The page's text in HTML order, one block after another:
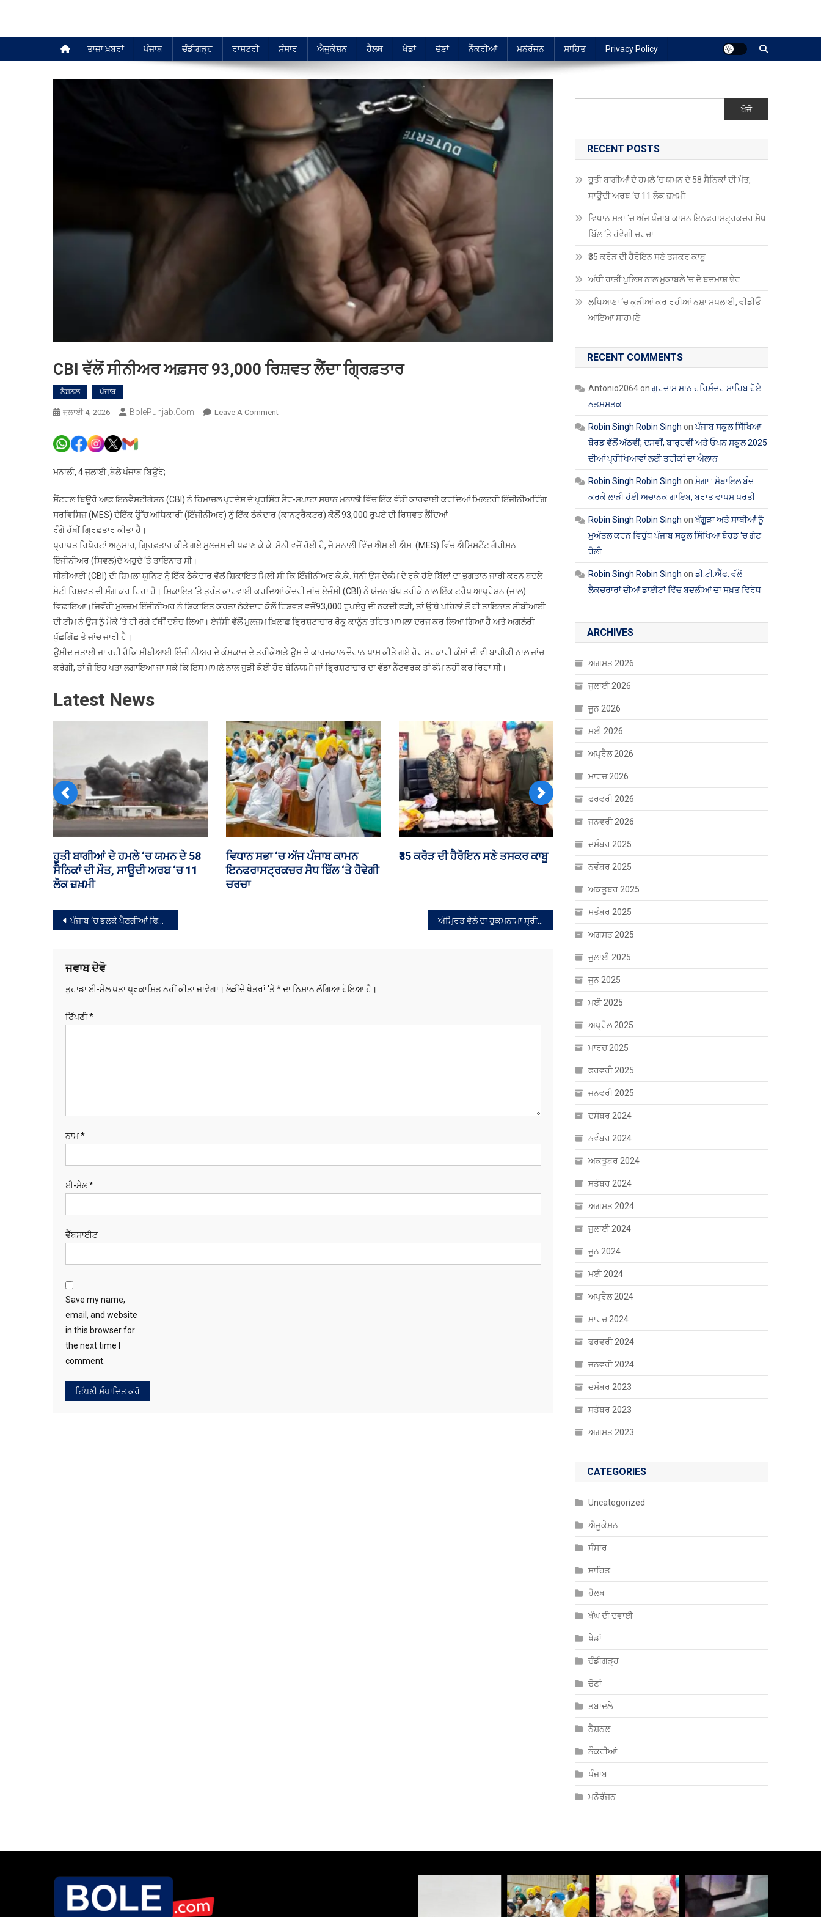
ਤਾਜ਼ਾ ਖ਼ਬਰਾਂ ਪੰਜਾਬ ਚੰਡੀਗੜ੍ਹ ਰਾਸ਼ਟਰੀ ਸੰਸਾਰ ਐਜੂਕੇਸ਼ਨ ਹੈਲਥ ਖੇਡਾਂ ਚੋਣਾਂ ਨੌਕਰੀਆਂ ਮਨੋਰੰਜਨ ਸਾਹਿਤ Privacy Policy
CBI ਵੱਲੋਂ ਸੀਨੀਅਰ ਅਫ਼ਸਰ 93,000 ਰਿਸ਼ਵਤ ਲੈਂਦਾ ਗ੍ਰਿਫ਼ਤਾਰ
ਨੈਸ਼ਨਲ ਪੰਜਾਬ
ਜੁਲਾਈ 4, 2026 BolePunjab.com Leave A CommentOn
ਰਿਸ਼ਵਤ
ਲੈਂਦਾ
ਮਨਾਲੀ, 4 ਜੁਲਾਈ ,ਬੋਲੇ ਪੰਜਾਬ ਬਿਊਰੋ;
ਸੈਂਟਰਲ ਬਿਊਰੋ ਆਫ਼ ਇਨਵੈਸਟੀਗੇਸ਼ਨ (CBI) ਨੇ ਹਿਮਾਚਲ ਪ੍ਰਦੇਸ਼ ਦੇ ਪ੍ਰਸਿੱਧ ਸੈਰ-ਸਪਾਟਾ ਸਥਾਨ ਮਨਾਲੀ ਵਿੱਚ ਇੱਕ ਵੱਡੀ ਕਾਰਵਾਈ ਕਰਦਿਆਂ ਮਿਲਟਰੀ ਇੰਜੀਨੀਅਰਿੰਗ
ਸਰਵਿਸਿਜ਼ (MES) ਦੇਇੱਕ ਉੱਚ ਅਧਿਕਾਰੀ (ਇੰਜੀਨੀਅਰ) ਨੂੰ ਇੱਕ ਠੇਕੇਦਾਰ (ਕਾਨਟ੍ਰੈਕਟਰ) ਕੋਲੋਂ 93,000 ਰੁਪਏ ਦੀ ਰਿਸ਼ਵਤ ਲੈਂਦਿਆਂ
ਰੰਗੇ ਹੱਥੀਂ ਗ੍ਰਿਫ਼ਤਾਰ ਕੀਤਾ ਹੈ।
ਪ੍ਰਾਪਤ ਰਿਪੋਰਟਾਂ ਅਨੁਸਾਰ, ਗ੍ਰਿਫ਼ਤਾਰ ਕੀਤੇ ਗਏ ਮੁਲਜ਼ਮ ਦੀ ਪਛਾਣ ਕੇ.ਕੇ. ਸੋਨੀ ਵਜੋਂ ਹੋਈ ਹੈ, ਜੋ ਮਨਾਲੀ ਵਿੱਚ ਐਮ.ਈ.ਐਸ. (MES) ਵਿੱਚ ਐਸਿਸਟੈਂਟ ਗੈਰੀਸਨ
ਇੰਜੀਨੀਅਰ (ਸਿਵਲ)ਦੇ ਅਹੁਦੇ ‘ਤੇ ਤਾਇਨਾਤ ਸੀ।
ਸੀਬੀਆਈ (CBI) ਦੀ ਸ਼ਿਮਲਾ ਯੂਨਿਟ ਨੂੰ ਇੱਕ ਠੇਕੇਦਾਰ ਵੱਲੋਂ ਸ਼ਿਕਾਇਤ ਮਿਲੀ ਸੀ ਕਿ ਇੰਜੀਨੀਅਰ ਕੇ.ਕੇ. ਸੋਨੀ ਉਸ ਦੇਕੰਮ ਦੇ ਰੁਕੇ ਹੋਏ ਬਿੱਲਾਂ ਦਾ ਭੁਗਤਾਨ ਜਾਰੀ ਕਰਨ ਬਦਲੇ
ਮੋਟੀ ਰਿਸ਼ਵਤ ਦੀ ਮੰਗ ਕਰ ਰਿਹਾ ਹੈ। ਸ਼ਿਕਾਇਤ ‘ਤੇ ਤੁਰੰਤ ਕਾਰਵਾਈ ਕਰਦਿਆਂ ਕੇਂਦਰੀ ਜਾਂਚ ਏਜੰਸੀ (CBI) ਨੇ ਯੋਜਨਾਬੱਧ ਤਰੀਕੇ ਨਾਲ ਇੱਕ ਟਰੈਪ ਆਪ੍ਰੇਸ਼ਨ (ਜਾਲ)
ਵਿਛਾਇਆ।ਜਿਵੇਂਹੀ ਮੁਲਜ਼ਮ ਇੰਜੀਨੀਅਰ ਨੇ ਸ਼ਿਕਾਇਤ ਕਰਤਾ ਠੇਕੇਦਾਰ ਕੋਲੋਂ ਰਿਸ਼ਵਤ ਵਜੋਂ93,000 ਰੁਪਏਰੁ ਦੀ ਨਕਦੀ ਫੜੀ, ਤਾਂ ਉੱਥੇ ਪਹਿਲਾਂ ਤੋਂ ਹੀ ਤਾਇਨਾਤ ਸੀਬੀਆਈ
ਦੀ ਟੀਮ ਨੇ ਉਸ ਨੂੰ ਮੌਕੇ ‘ਤੇ ਹੀ ਰੰਗੇ ਹੱਥੀਂ ਦਬੋਚ ਲਿਆ। ਏਜੰਸੀ ਵੱਲੋਂ ਮੁਲਜ਼ਮ ਖ਼ਿਲਾਫ਼ ਭ੍ਰਿਸ਼ਟਾਚਾਰ ਰੋਕੂ ਕਾਨੂੰਨ ਤਹਿਤ ਮਾਮਲਾ ਦਰਜ ਕਰ ਲਿਆ ਗਿਆ ਹੈ ਅਤੇ ਅਗਲੇਰੀ
ਪੁੱਛਗਿੱਛ ਤੇ ਜਾਂਚ ਜਾਰੀ ਹੈ।
ਉਮੀਦ ਜਤਾਈ ਜਾ ਰਹੀ ਹੈਕਿ ਸੀਬੀਆਈ ਇੰਜੀ ਨੀਅਰ ਦੇ ਕੰਮਕਾਜ ਦੇ ਤਰੀਕੇਅਤੇ ਉਸ ਦੇ ਕਾਰਜਕਾਲ ਦੌਰਾਨ ਪਾਸ ਕੀਤੇ ਗਏ ਹੋਰ ਸਰਕਾਰੀ ਕੰਮਾਂ ਦੀ ਵੀ ਬਾਰੀਕੀ ਨਾਲ ਜਾਂਚ
ਕਰੇਗੀ, ਤਾਂ ਜੋ ਇਹ ਪਤਾ ਲਗਾਇਆ ਜਾ ਸਕੇ ਕਿ ਇਸ ਮਾਮਲੇ ਨਾਲ ਜੁੜੀ ਕੋਈ ਹੋਰ ਬੇਨਿਯਮੀ ਜਾਂ ਭ੍ਰਿਸ਼ਟਾਚਾਰ ਦਾ ਵੱਡਾ ਨੈੱਟਵਰਕ ਤਾਂ ਕੰਮ ਨਹੀਂ ਕਰ ਰਿਹਾ ਸੀ।
Latest News
ਤਸਕਰ ਕਾਬੂ ਅੱਧੀ ਰਾਤੀਂ ਪੁਲਿਸ ਨਾਲ ਮੁਕਾਬਲੇ ‘ਚ ਦੋ
ਬਦਮਾਸ਼ ਢੇਰ
ਲੁਧਿਆਣਾ ‘ਚ ਕੁੜੀਆਂ ਕਰ ਰਹੀਆਂ ਨਸ਼ਾ
ਸਪਲਾਈ, ਵੀਡੀਓ ਆਇਆ ਸਾਹਮਣੇ
ਅੱਜ ਪੂਰੇ ਪੰਜਾਬ ‘ਚ ਹਲਕੇ ਤੋਂ
Previous Next
ਸੰਪਾਦਨਾ
ਪੰਜਾਬ ‘ਚ ਭਲਕੇ ਪੈਣਗੀਆਂ ਫਿਰ ਵੋਟਾਂ ਅੰਮ੍ਰਿਤ ਵੇਲੇ ਦਾ ਹੁਕਮਨਾਮਾ ਸ੍ਰੀ ਦਰਬਾਰ ਸਾਹਿਬ ਅੰਮ੍ਰਿਤਸਰ, ਅੰਗ 663, 05-07-2026
ਜਵਾਬ ਦੇਵੋ
ਤੁਹਾਡਾ ਈ-ਮੇਲ ਪਤਾ ਪ੍ਰਕਾਸ਼ਿਤ ਨਹੀਂ ਕੀਤਾ ਜਾਵੇਗਾ। ਲੋੜੀਂਦੇ ਖੇਤਰਾਂ 'ਤੇ*ਦਾ ਨਿਸ਼ਾਨ ਲੱਗਿਆ ਹੋਇਆ ਹੈ।
ਟਿੱਪਣੀ*
ਨਾਮ*
ਈ-ਮੇਲ*
ਵੈੱਬਸਾਈਟ
Save my name,
email, and website
in this browser for
the next time I
comment.
ਖੋਜੋ
RECENT POSTS
ਹੂਤੀ ਬਾਗੀਆਂ ਦੇ ਹਮਲੇ ‘ਚ ਯਮਨ ਦੇ 58 ਸੈਨਿਕਾਂ ਦੀ ਮੌਤ,
ਸਾਊਦੀ ਅਰਬ ‘ਚ 11 ਲੋਕ ਜ਼ਖ਼ਮੀ
ਵਿਧਾਨ ਸਭਾ ‘ਚ ਅੱਜ ਪੰਜਾਬ ਕਾਮਨ ਇਨਫਰਾਸਟ੍ਰਕਚਰ ਸੋਧ
ਬਿੱਲ ‘ਤੇ ਹੋਵੇਗੀ ਚਰਚਾ
₹35 ਕਰੋੜ ਦੀ ਹੈਰੋਇਨ ਸਣੇ ਤਸਕਰ ਕਾਬੂ
ਅੱਧੀ ਰਾਤੀਂ ਪੁਲਿਸ ਨਾਲ ਮੁਕਾਬਲੇ ‘ਚ ਦੋ ਬਦਮਾਸ਼ ਢੇਰ
ਲੁਧਿਆਣਾ ‘ਚ ਕੁੜੀਆਂ ਕਰ ਰਹੀਆਂ ਨਸ਼ਾ ਸਪਲਾਈ, ਵੀਡੀਓ
ਆਇਆ ਸਾਹਮਣੇ
RECENT COMMENTS
Antonio2064onਗੁਰਦਾਸ ਮਾਨ ਹਰਿਮੰਦਰ ਸਾਹਿਬ ਹੋਏ
ਨਤਮਸਤਕ
Robin Singh Robin Singh onਪੰਜਾਬ ਸਕੂਲ ਸਿੱਖਿਆ
ਬੋਰਡ ਵੱਲੋਂ ਅੱਠਵੀਂ, ਦਸਵੀਂ, ਬਾਰ੍ਹਵੀਂ ਅਤੇ ਓਪਨ ਸਕੂਲ 2025
ਦੀਆਂ ਪ੍ਰੀਖਿਆਵਾਂ ਲਈ ਤਰੀਕਾਂ ਦਾ ਐਲਾਨ
Robin Singh Robin Singh onਮੋਗਾ : ਮੋਬਾਇਲ ਬੰਦ
ਕਰਕੇ ਲਾੜੀ ਹੋਈ ਅਚਾਨਕ ਗਾਇਬ, ਬਰਾਤ ਵਾਪਸ ਪਰਤੀ
Robin Singh Robin Singh onਖੰਗੂੜਾ ਅਤੇ ਸਾਥੀਆਂ ਨੂੰ
ਮੁਅੱਤਲ ਕਰਨ ਵਿਰੁੱਧ ਪੰਜਾਬ ਸਕੂਲ ਸਿੱਖਿਆ ਬੋਰਡ ‘ਚ ਗੇਟ
ਰੈਲੀ
Robin Singh Robin Singh onਡੀ.ਟੀ.ਐੱਫ. ਵੱਲੋਂ
ਲੈਕਚਰਾਰਾਂ ਦੀਆਂ ਡਾਈਟਾਂ ਵਿੱਚ ਬਦਲੀਆਂ ਦਾ ਸਖ਼ਤ ਵਿਰੋਧ
ARCHIVES
ਅਗਸਤ 2026
ਜੁਲਾਈ 2026
ਜੂਨ 2026
ਮਈ 2026
ਅਪ੍ਰੈਲ 2026
ਮਾਰਚ 2026
ਫਰਵਰੀ 2026
ਜਨਵਰੀ 2026
ਦਸੰਬਰ 2025
ਨਵੰਬਰ 2025
ਅਕਤੂਬਰ 2025
ਸਤੰਬਰ 2025
ਅਗਸਤ 2025
ਜੁਲਾਈ 2025
ਜੂਨ 2025
ਮਈ 2025
ਅਪ੍ਰੈਲ 2025
ਮਾਰਚ 2025
ਫਰਵਰੀ 2025
ਜਨਵਰੀ 2025
ਦਸੰਬਰ 2024
ਨਵੰਬਰ 2024
ਅਕਤੂਬਰ 2024
ਸਤੰਬਰ 2024
ਅਗਸਤ 2024
ਜੁਲਾਈ 2024
ਜੂਨ 2024
ਮਈ 2024
ਅਪ੍ਰੈਲ 2024
ਮਾਰਚ 2024
ਫਰਵਰੀ 2024
ਜਨਵਰੀ 2024
ਦਸੰਬਰ 2023
ਸਤੰਬਰ 2023
ਅਗਸਤ 2023
CATEGORIES
Uncategorized
ਐਜੂਕੇਸ਼ਨ
ਸੰਸਾਰ
ਸਾਹਿਤ
ਹੈਲਥ
ਖੰਘ ਦੀ ਦਵਾਈ
ਖੇਡਾਂ
ਚੰਡੀਗੜ੍ਹ
ਚੋਣਾਂ
ਤਬਾਦਲੇ
ਨੈਸ਼ਨਲ
ਨੌਕਰੀਆਂ
ਪੰਜਾਬ
ਮਨੋਰੰਜਨ